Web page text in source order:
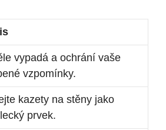
vypadá a ochrání vaše
vzpomínky.
kazety na stěny jako
prvek.